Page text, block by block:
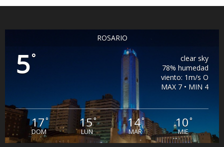
ROSARIO
5°
clear sky
78% humedad
viento: 1m/s O
MAX 7 • MIN 4
17°
DOM
15°
LUN
14°
MAR
10°
MIE